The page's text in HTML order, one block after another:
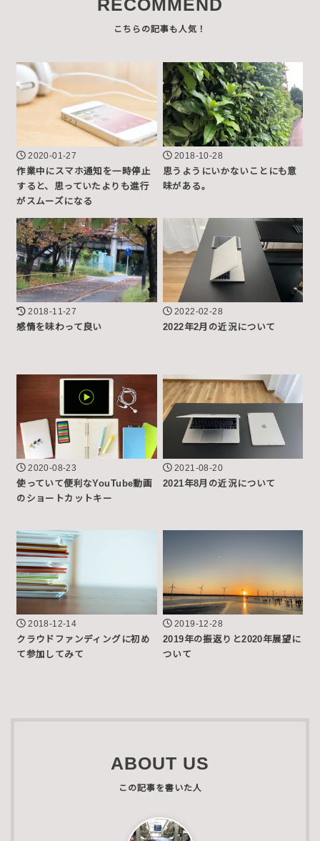
RECOMMEND
2020-01-27
作業中にスマホ通知を一時停止
すると、思っていたよりも進行
がスムーズになる
2018-10-28
思うようにいかないことにも意
味がある。
2018-11-27
感情を味わって良い
2022-02-28
2022年2月の近況について
2020-08-23
使っていて便利なYouTube動画
のショートカットキー
2021-08-20
2021年8月の近況について
2018-12-14
クラウドファンディングに初め
て参加してみて
2019-12-28
2019年の振返りと2020年展望に
ついて
ABOUT US